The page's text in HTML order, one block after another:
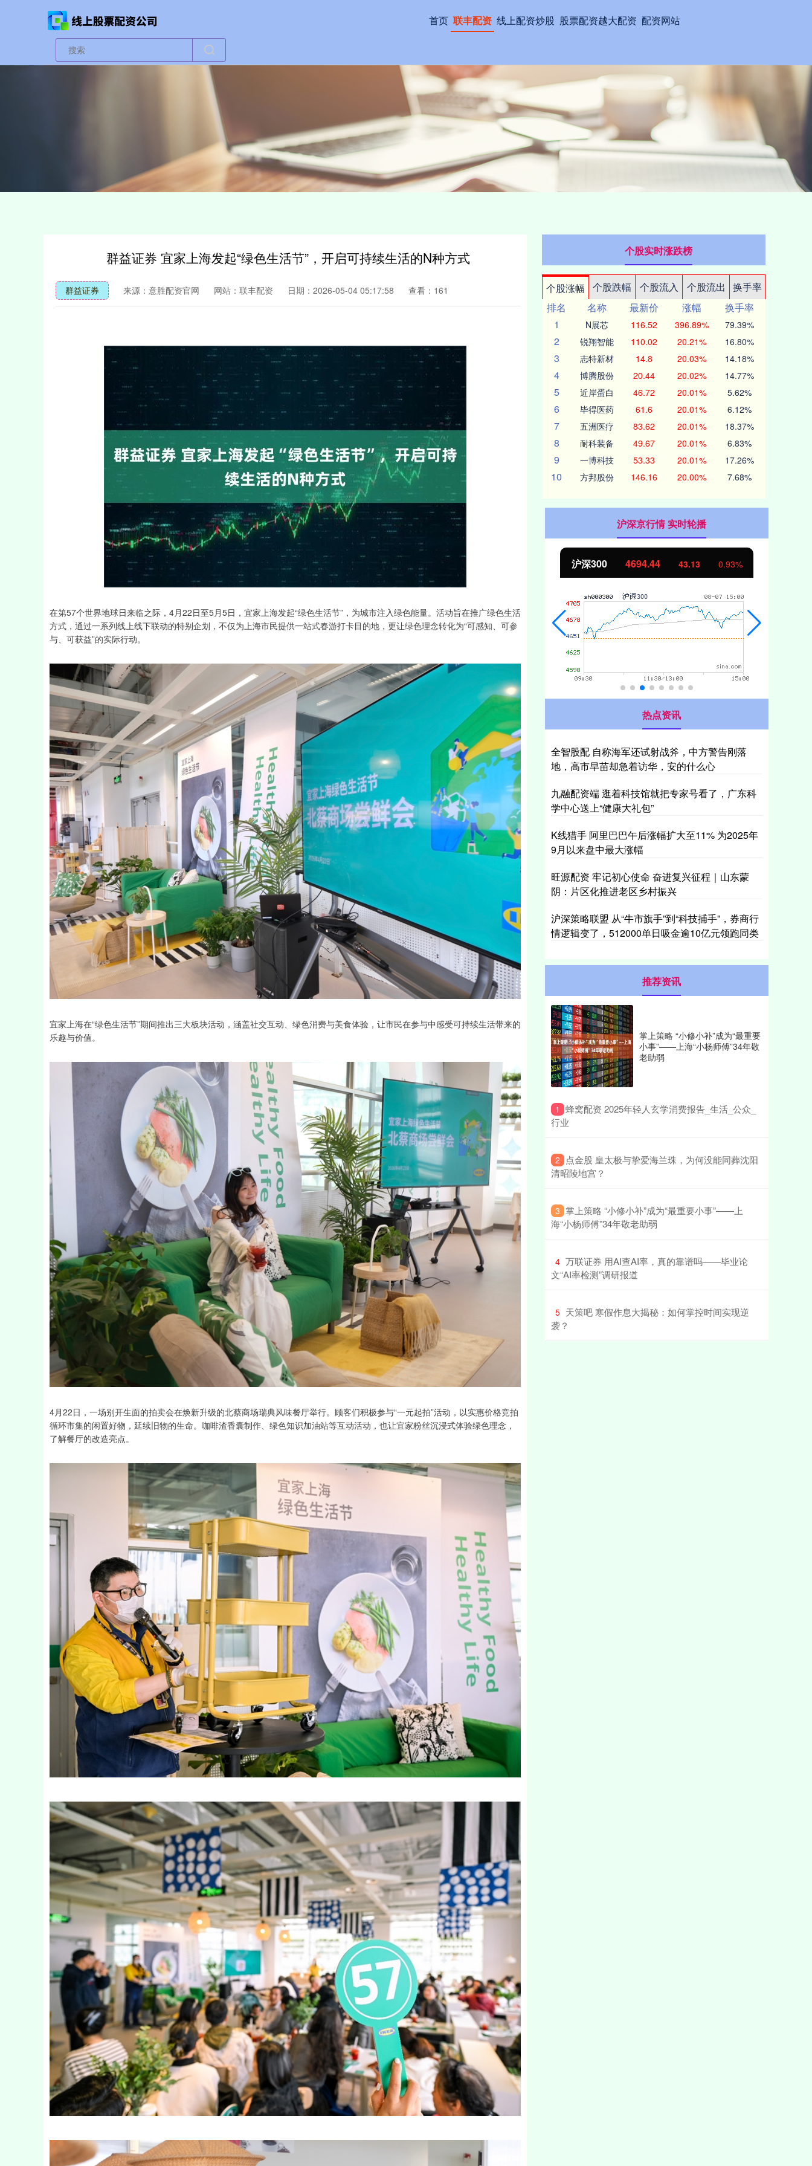
首页 联丰配资 线上配资炒股 股票配资越大配资 配资网站
群益证券 宜家上海发起“绿色生活节”，开启可持续生活的N种方式
群益证券 来源：意胜配资官网 网站：联丰配资 日期：2026-05-04 05:17:58 查看：161
在第57个世界地球日来临之际，4月22日至5月5日，宜家上海发起“绿色生活节”，为城市注入绿色能量。活动旨在推广绿色生活
方式，通过一系列线上线下联动的特别企划，不仅为上海市民提供一站式春游打卡目的地，更让绿色理念转化为“可感知、可参
与、可获益”的实际行动。
宜家上海在“绿色生活节”期间推出三大板块活动，涵盖社交互动、绿色消费与美食体验，让市民在参与中感受可持续生活带来的
乐趣与价值。
4月22日，一场别开生面的拍卖会在焕新升级的北蔡商场瑞典风味餐厅举行。顾客们积极参与“一元起拍”活动，以实惠价格竞拍
循环市集的闲置好物，延续旧物的生命。咖啡渣香囊制作、绿色知识加油站等互动活动，也让宜家粉丝沉浸式体验绿色理念，
了解餐厅的改造亮点。
个股实时涨跌榜
个股涨幅 个股跌幅 个股流入 个股流出
换手率
排名
名称 最新价 涨幅
换手率
1
N展芯 116.52 396.89% 79.39%
2 锐翔智能 110.02 20.21% 16.80%
3 志特新材 14.8 20.03% 14.18%
4 博腾股份 20.44 20.02% 14.77%
5 近岸蛋白 46.72 20.01% 5.62%
6 毕得医药 61.6 20.01% 6.12%
7 五洲医疗 83.62 20.01% 18.37%
8 耐科装备 49.67 20.01% 6.83%
9 一博科技 53.33 20.01% 17.26%
10 方邦股份 146.16 20.00% 7.68%
沪深京行情 实时轮播
深证成指 14311.01 200.89 沪深300 北证50 1134.24 11.37 1.01%
热点资讯
全智股配 自称海军还试射战斧，中方警告刚落
地，高市早苗却急着访华，安的什么心
九融配资端 逛着科技馆就把专家号看了，广东科
学中心送上“健康大礼包”
K线猎手 阿里巴巴午后涨幅扩大至11% 为2025年
9月以来盘中最大涨幅
旺源配资 牢记初心使命 奋进复兴征程｜山东蒙
阴：片区化推进老区乡村振兴
沪深策略联盟 从“牛市旗手”到“科技捕手”，券商行
情逻辑变了，512000单日吸金逾10亿元领跑同类
推荐资讯
掌上策略 “小修小补”成为“最重要
小事”——上海“小杨师傅”34年敬
老助弱
1 ​蜂窝配资 2025年轻人玄学消费报告_生活_公众_
行业
2 ​点金股 皇太极与挚爱海兰珠，为何没能同葬沈阳
清昭陵地宫？
3 ​掌上策略 “小修小补”成为“最重要小事”——上
海“小杨师傅”34年敬老助弱
4 ​万联证券 用AI查AI率，真的靠谱吗——毕业论
文“AI率检测”调研报道
5 ​天策吧 寒假作息大揭秘：如何掌控时间实现逆
袭？